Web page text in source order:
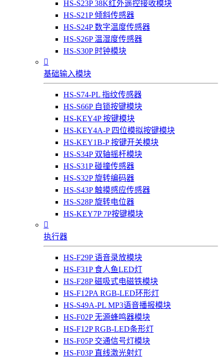
HS-S23P 38K红外遥控接收模块
HS-S21P 倾斜传感器
HS-S24P 数字温度传感器
HS-S26P 温湿度传感器
HS-S30P 时钟模块

基础输入模块
HS-S74-PL 指纹传感器
HS-S66P 自锁按键模块
HS-KEY4P 按键模块
HS-KEY4A-P 四位模拟按键模块
HS-KEY1B-P 按键开关模块
HS-S34P 双轴摇杆模块
HS-S31P 碰撞传感器
HS-S32P 旋转编码器
HS-S43P 触摸感应传感器
HS-S28P 旋转电位器
HS-KEY7P 7P按键模块

执行器
HS-F29P 语音录放模块
HS-F31P 食人鱼LED灯
HS-F28P 磁吸式电磁铁模块
HS-F12PA RGB-LED环形灯
HS-S49A-PL MP3语音播报模块
HS-F02P 无源蜂鸣器模块
HS-F12P RGB-LED条形灯
HS-F05P 交通信号灯模块
HS-F03P 直线激光射灯